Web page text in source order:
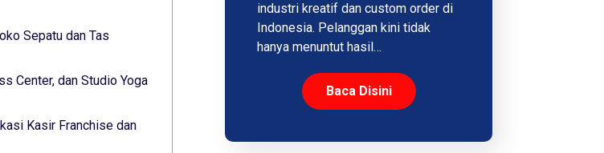
Sepatu dan Tas
Center, dan Studio Yoga
Kasir Franchise dan
industri kreatif dan custom order di
Indonesia. Pelanggan kini tidak
hanya menuntut hasil…
Baca Disini